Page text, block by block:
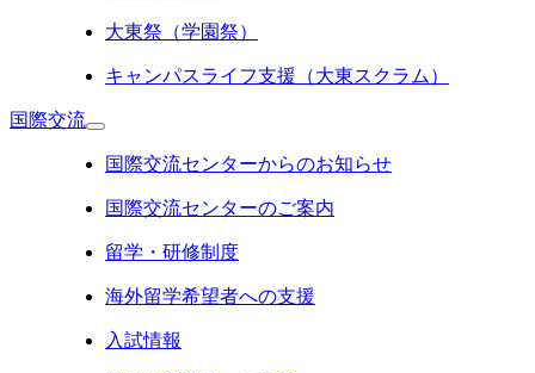
大東祭（学園祭）
キャンパスライフ支援（大東スクラム）
国際交流
国際交流センターからのお知らせ
国際交流センターのご案内
留学・研修制度
海外留学希望者への支援
入試情報